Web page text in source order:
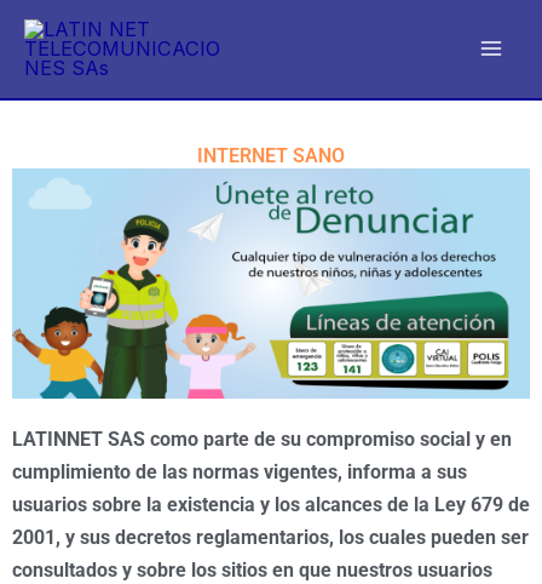
contenido
INTERNET SANO
LATINNET SAS como parte de su compromiso social y en
cumplimiento de las normas vigentes, informa a sus
usuarios sobre la existencia y los alcances de la Ley 679 de
2001, y sus decretos reglamentarios, los cuales pueden ser
consultados y sobre los sitios en que nuestros usuarios